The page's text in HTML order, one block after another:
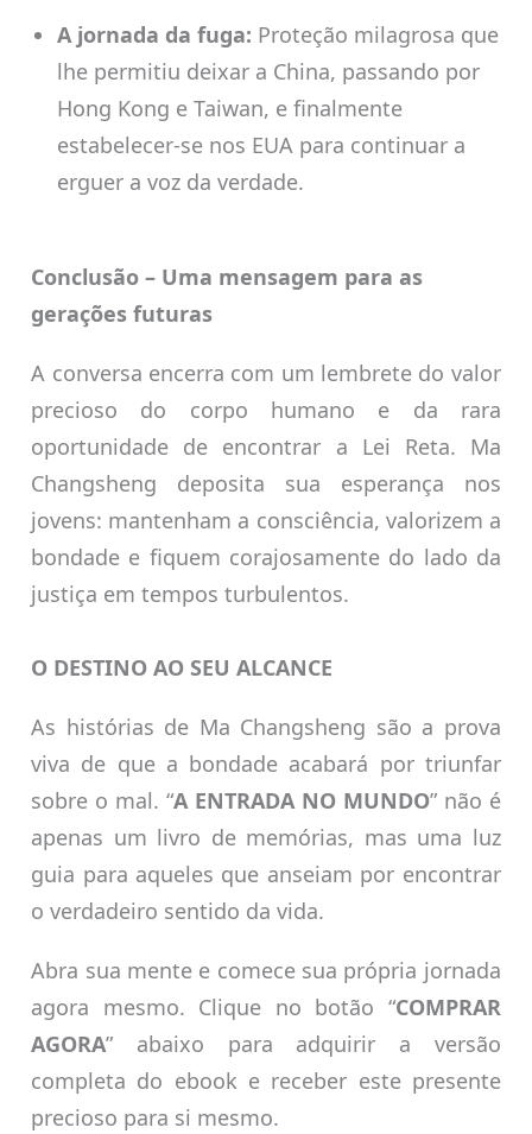
A jornada da fuga: Proteção milagrosa que
lhe permitiu deixar a China, passando por
Hong Kong e Taiwan, e finalmente
estabelecer-se nos EUA para continuar a
erguer a voz da verdade.
Conclusão – Uma mensagem para as
gerações futuras
A conversa encerra com um lembrete do valor
precioso do corpo humano e da rara
oportunidade de encontrar a Lei Reta. Ma
Changsheng deposita sua esperança nos
jovens: mantenham a consciência, valorizem a
bondade e fiquem corajosamente do lado da
justiça em tempos turbulentos.
O DESTINO AO SEU ALCANCE
As histórias de Ma Changsheng são a prova
viva de que a bondade acabará por triunfar
sobre o mal. “A ENTRADA NO MUNDO” não é
apenas um livro de memórias, mas uma luz
guia para aqueles que anseiam por encontrar
o verdadeiro sentido da vida.
Abra sua mente e comece sua própria jornada
agora mesmo. Clique no botão “COMPRAR
AGORA” abaixo para adquirir a versão
completa do ebook e receber este presente
precioso para si mesmo.